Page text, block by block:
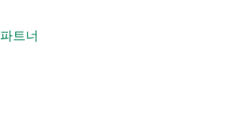
파트너